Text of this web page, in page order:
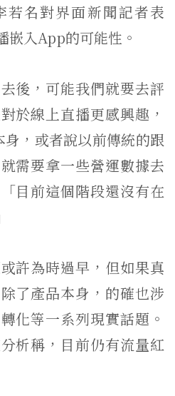
若名對界面新聞記者表
嵌入App的可能性。
後，可能我們就要去評
於線上直播更感興趣，
，或者說以前傳統的跟
需要拿一些營運數據去
目前這個階段還沒有在
許為時過早，但如果真
了產品本身，的確也涉
化等一系列現實話題。
析稱，目前仍有流量紅